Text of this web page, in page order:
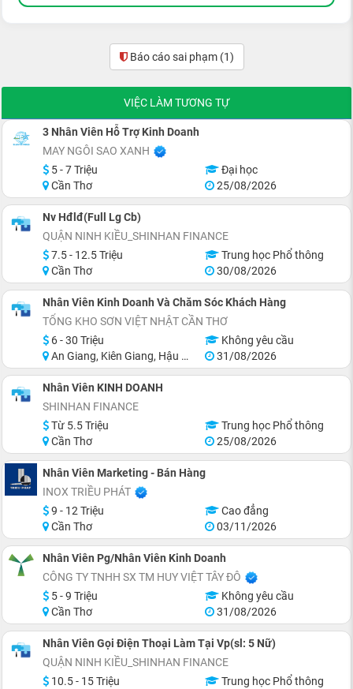
Báo cáo sai phạm (1)
VIỆC LÀM TƯƠNG TỰ
3 Nhân Viên Hỗ Trợ Kinh Doanh
MAY NGÔI SAO XANH
5 - 7 Triệu
Đại học
Cần Thơ
25/08/2026
Nv Hđlđ(Full Lg Cb)
QUẬN NINH KIỀU_SHINHAN FINANCE
7.5 - 12.5 Triệu
Trung học Phổ thông
Cần Thơ
30/08/2026
Nhân Viên Kinh Doanh Và Chăm Sóc Khách Hàng
TỔNG KHO SƠN VIỆT NHẬT CẦN THƠ
6 - 30 Triệu
Không yêu cầu
An Giang, Kiên Giang, Hậu Giang, Sóc Trăng, Bạc Liêu, Cà Mau
31/08/2026
Nhân Viên KINH DOANH
SHINHAN FINANCE
Từ 5.5 Triệu
Trung học Phổ thông
Cần Thơ
25/08/2026
Nhân Viên Marketing - Bán Hàng
INOX TRIỀU PHÁT
9 - 12 Triệu
Cao đẳng
Cần Thơ
03/11/2026
Nhân Viên Pg/Nhân Viên Kinh Doanh
CÔNG TY TNHH SX TM HUY VIỆT TÂY ĐÔ
5 - 9 Triệu
Không yêu cầu
Cần Thơ
31/08/2026
Nhân Viên Gọi Điện Thoại Làm Tại Vp(sl: 5 Nữ)
QUẬN NINH KIỀU_SHINHAN FINANCE
10.5 - 15 Triệu
Trung học Phổ thông